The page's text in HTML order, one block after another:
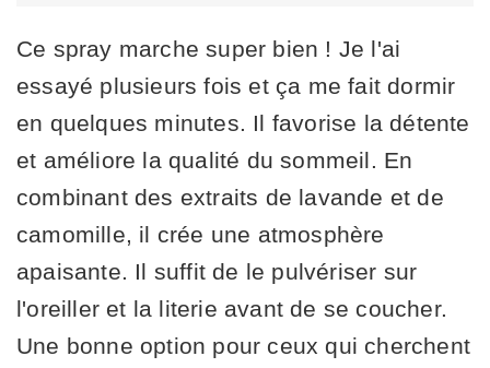
Ce spray marche super bien ! Je l'ai
essayé plusieurs fois et ça me fait dormir
en quelques minutes. Il favorise la détente
et améliore la qualité du sommeil. En
combinant des extraits de lavande et de
camomille, il crée une atmosphère
apaisante. Il suffit de le pulvériser sur
l'oreiller et la literie avant de se coucher.
Une bonne option pour ceux qui cherchent